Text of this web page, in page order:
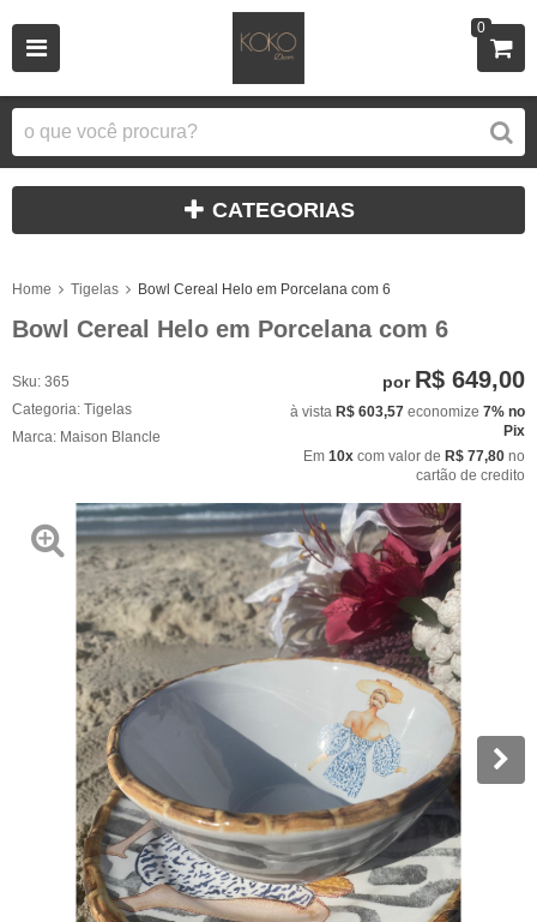
0
CATEGORIAS
Home Tigelas Bowl Cereal Helo em Porcelana com 6
Bowl Cereal Helo em Porcelana com 6
Sku: 365
Categoria: Tigelas
Marca: Maison Blancle
por R$ 649,00
à vista R$ 603,57 economize 7% no
Pix
Em 10x com valor de R$ 77,80 no
cartão de credito